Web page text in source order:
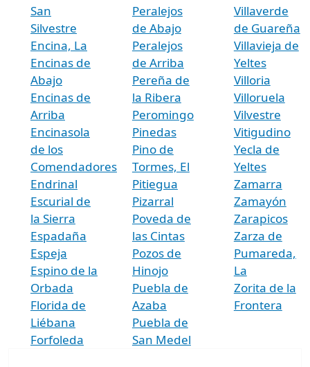
San
Silvestre
Encina, La
Encinas de
Abajo
Encinas de
Arriba
Encinasola
de los
Comendadores
Endrinal
Escurial de
la Sierra
Espadaña
Espeja
Espino de la
Orbada
Florida de
Liébana
Forfoleda
Peralejos
de Abajo
Peralejos
de Arriba
Pereña de
la Ribera
Peromingo
Pinedas
Pino de
Tormes, El
Pitiegua
Pizarral
Poveda de
las Cintas
Pozos de
Hinojo
Puebla de
Azaba
Puebla de
San Medel
Villaverde
de Guareña
Villavieja de
Yeltes
Villoria
Villoruela
Vilvestre
Vitigudino
Yecla de
Yeltes
Zamarra
Zamayón
Zarapicos
Zarza de
Pumareda,
La
Zorita de la
Frontera